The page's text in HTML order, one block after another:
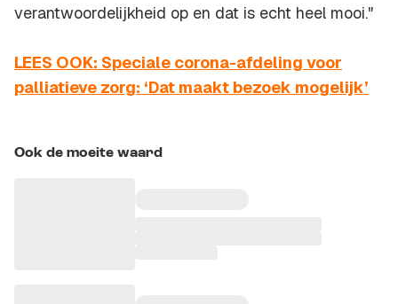
verantwoordelijkheid op en dat is echt heel mooi."
LEES OOK: Speciale corona-afdeling voor
palliatieve zorg: ‘Dat maakt bezoek mogelijk’
Ook de moeite waard